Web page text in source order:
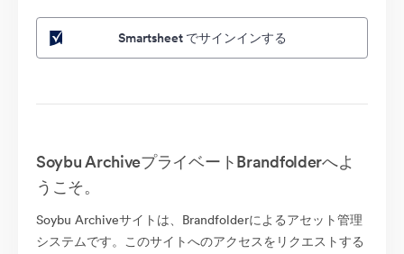
Smartsheet でサインインする
Soybu ArchiveプライベートBrandfolderへよ
うこそ。
Soybu Archiveサイトは、Brandfolderによるアセット管理
システムです。このサイトへのアクセスをリクエストする